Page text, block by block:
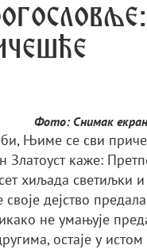
Фото: Снимак
Њиме се сви
Златоуст каже:
хиљада светиљки и
дејство
не умањује
остаје у